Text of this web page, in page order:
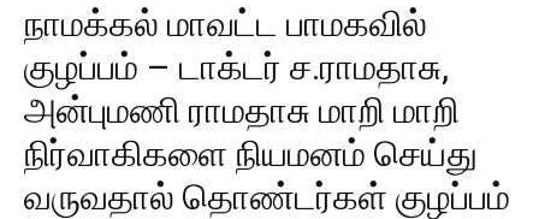
நாமக்கல் மாவட்ட பாமகவில்
குழப்பம் – டாக்டர் ச.ராமதாசு,
அன்புமணி ராமதாசு மாறி மாறி
நிர்வாகிகளை நியமனம் செய்து
வருவதால் தொண்டர்கள் குழப்பம்